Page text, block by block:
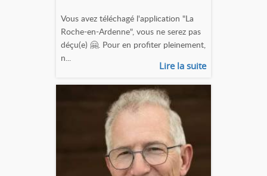
Vous avez téléchagé l'application "La
Roche-en-Ardenne", vous ne serez pas
déçu(e) 🤗. Pour en profiter pleinement,
n...
Lire la suite